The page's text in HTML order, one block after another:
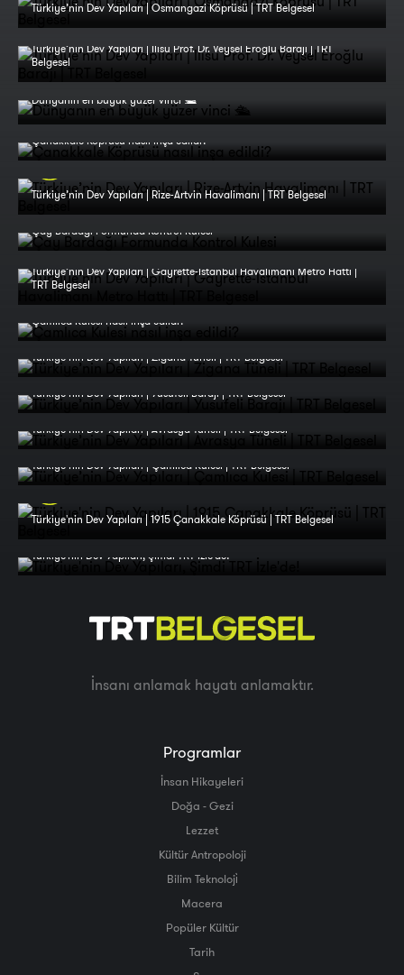
Türkiye’nin Dev Yapıları | Osmangazi Köprüsü | TRT Belgesel
Türkiye’nin Dev Yapıları | Ilısu Prof. Dr. Veysel Eroğlu Barajı | TRT
Belgesel
Dünyanın en büyük yüzer vinci 🛳️
Çanakkale Köprüsü nasıl inşa edildi?
Türkiye’nin Dev Yapıları | Rize-Artvin Havalimanı | TRT Belgesel
Çay Bardağı Formunda Kontrol Kulesi
Türkiye’nin Dev Yapıları | Gayrette-İstanbul Havalimanı Metro Hattı |
TRT Belgesel
Çamlıca Kulesi nasıl inşa edildi?
Türkiye’nin Dev Yapıları | Zigana Tüneli | TRT Belgesel
Türkiye’nin Dev Yapıları | Yusufeli Barajı | TRT Belgesel
Türkiye’nin Dev Yapıları | Avrasya Tüneli | TRT Belgesel
Türkiye’nin Dev Yapıları | Çamlıca Kulesi | TRT Belgesel
Türkiye'nin Dev Yapıları | 1915 Çanakkale Köprüsü | TRT Belgesel
Türkiye'nin Dev Yapıları, Şimdi TRT İzle'de!
İnsanı anlamak hayatı anlamaktır.
Programlar
İnsan Hikayeleri
Doğa - Gezi
Lezzet
Kültür Antropoloji
Bilim Teknoloji̇
Macera
Popüler Kültür
Tarih